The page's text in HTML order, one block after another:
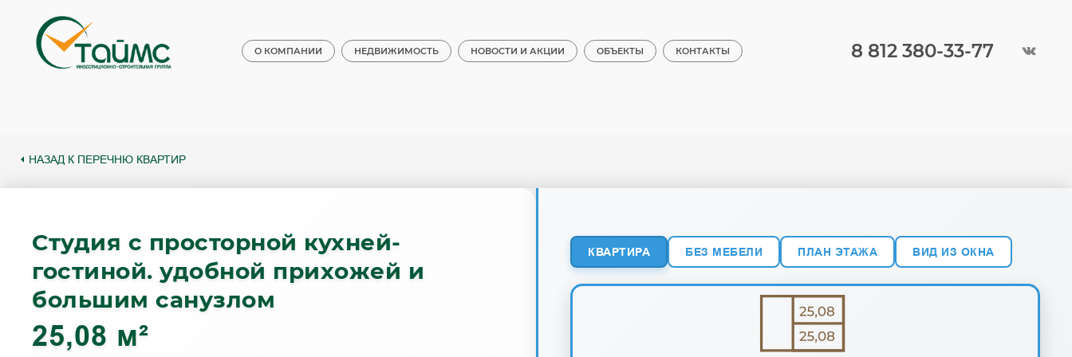
О КОМПАНИИ НЕДВИЖИМОСТЬ НОВОСТИ И АКЦИИ ОБЪЕКТЫ КОНТАКТЫ 8 812 380-33-77
НАЗАД К ПЕРЕЧНЮ КВАРТИР
Студия с просторной кухней-
гостиной. удобной прихожей и
большим санузлом
25,08 м²
КВАРТИРА БЕЗ МЕБЕЛИ ПЛАН ЭТАЖА ВИД ИЗ ОКНА